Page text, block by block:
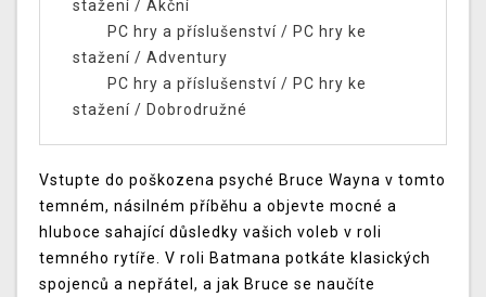
stažení / Akční
PC hry a příslušenství/ PC hry ke
stažení / Adventury
PC hry a příslušenství/ PC hry ke
stažení / Dobrodružné
Vstupte do poškozena psyché Bruce Wayna v tomto
temném, násilném příběhu a objevte mocné a
hluboce sahající důsledky vašich voleb v roli
temného rytíře. V roli Batmana potkáte klasických
spojenců a nepřátel, a jak Bruce se naučíte